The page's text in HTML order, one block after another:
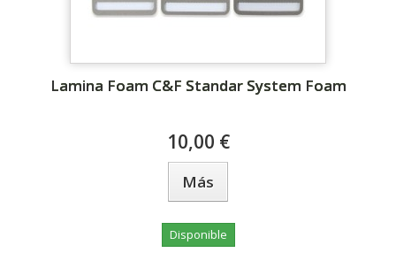
Lamina Foam C&F Standar System Foam
10,00 €
Más
Disponible